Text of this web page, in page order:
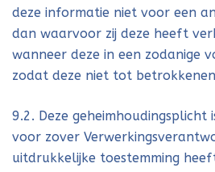
deze informatie niet voor een
dan waarvoor zij deze heeft
wanneer deze in een zodanige
zodat deze niet tot
9.2. Deze geheimhoudingsplicht
voor zover
uitdrukkelijke toestemming